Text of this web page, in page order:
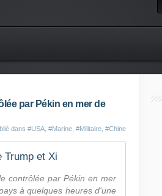
par Pékin en mer de
dans #USA #Marine #Militaire #Chine
Trump et Xi
contrôlée par Pékin en mer
à quelques heures d'une